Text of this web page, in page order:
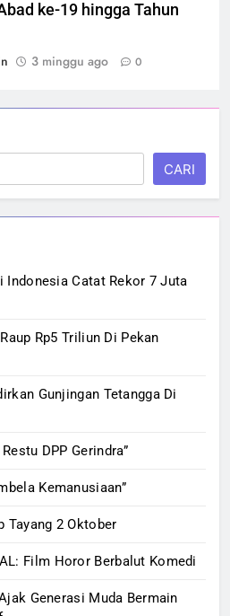
ke-19 hingga Tahun
3 minggu ago 0
CARI
Indonesia Catat Rekor 7 Juta
Rp5 Triliun Di Pekan
Gunjingan Tetangga Di
DPP Gerindra”
Kemanusiaan”
Tayang 2 Oktober
Film Horor Berbalut Komedi
Generasi Muda Bermain